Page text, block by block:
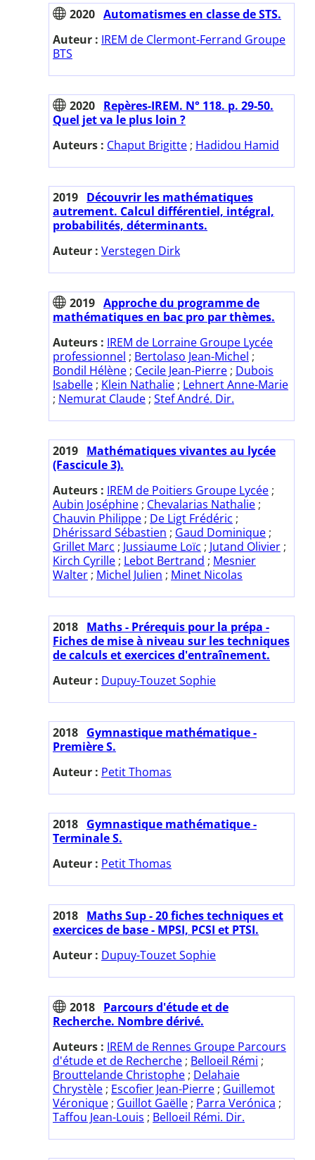
2020 Automatismes en classe de STS.
Auteur : IREM de Clermont-Ferrand Groupe
BTS
2020 Repères-IREM. N° 118. p. 29-50.
Quel jet va le plus loin ?
Auteurs : Chaput Brigitte ; Hadidou Hamid
2019 Découvrir les mathématiques
autrement. Calcul différentiel, intégral,
probabilités, déterminants.
Auteur : Verstegen Dirk
2019 Approche du programme de
mathématiques en bac pro par thèmes.
Auteurs : IREM de Lorraine Groupe Lycée
professionnel ; Bertolaso Jean-Michel ;
Bondil Hélène ; Cecile Jean-Pierre ; Dubois
Isabelle ; Klein Nathalie ; Lehnert Anne-Marie
; Nemurat Claude ; Stef André. Dir.
2019 Mathématiques vivantes au lycée
(Fascicule 3).
Auteurs : IREM de Poitiers Groupe Lycée ;
Aubin Joséphine ; Chevalarias Nathalie ;
Chauvin Philippe ; De Ligt Frédéric ;
Dhérissard Sébastien ; Gaud Dominique ;
Grillet Marc ; Jussiaume Loïc ; Jutand Olivier ;
Kirch Cyrille ; Lebot Bertrand ; Mesnier
Walter ; Michel Julien ; Minet Nicolas
2018 Maths - Prérequis pour la prépa -
Fiches de mise à niveau sur les techniques
de calculs et exercices d'entraînement.
Auteur : Dupuy-Touzet Sophie
2018 Gymnastique mathématique -
Première S.
Auteur : Petit Thomas
2018 Gymnastique mathématique -
Terminale S.
Auteur : Petit Thomas
2018 Maths Sup - 20 fiches techniques et
exercices de base - MPSI, PCSI et PTSI.
Auteur : Dupuy-Touzet Sophie
2018 Parcours d'étude et de
Recherche. Nombre dérivé.
Auteurs : IREM de Rennes Groupe Parcours
d'étude et de Recherche ; Belloeil Rémi ;
Brouttelande Christophe ; Delahaie
Chrystèle ; Escofier Jean-Pierre ; Guillemot
Véronique ; Guillot Gaëlle ; Parra Verónica ;
Taffou Jean-Louis ; Belloeil Rémi. Dir.